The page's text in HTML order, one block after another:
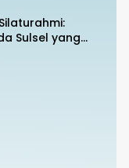
Sulsel yang